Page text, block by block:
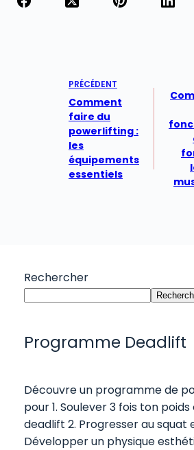
PRÉCÉDENT
Comment
faire du
powerlifting :
les
équipements
essentiels
Rechercher
Programme Deadlift
Découvre un programme de
pour 1. Soulever 3 fois ton
deadlift 2. Progresser au squat
Développer un physique